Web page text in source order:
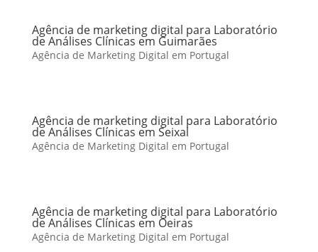
Agência de marketing digital para Laboratório
de Análises Clínicas em Guimarães
Agência de Marketing Digital em Portugal
Agência de marketing digital para Laboratório
de Análises Clínicas em Seixal
Agência de Marketing Digital em Portugal
Agência de marketing digital para Laboratório
de Análises Clínicas em Oeiras
Agência de Marketing Digital em Portugal